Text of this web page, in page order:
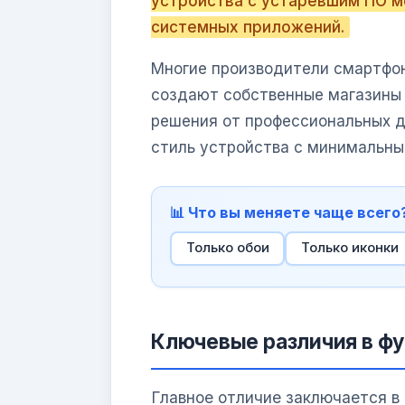
системных приложений.
Многие производители
создают собственные магазины
решения от профессиональных
стиль устройства с
📊 Что вы меняете чаще
Только обои Только иконки
Ключевые различия в
Главное отличие заключается